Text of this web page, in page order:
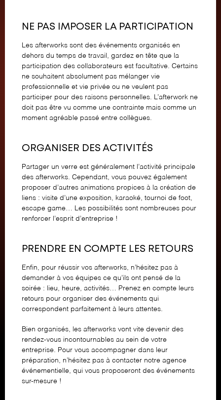
NE PAS IMPOSER LA PARTICIPATION
Les afterworks sont des événements organisés en
dehors du temps de travail, gardez en tête que la
participation des collaborateurs est facultative. Certains
ne souhaitent absolument pas mélanger vie
professionnelle et vie privée ou ne veulent pas
participer pour des raisons personnelles. L’afterwork ne
doit pas être vu comme une contrainte mais comme un
moment agréable passé entre collègues.
ORGANISER DES ACTIVITÉS
Partager un verre est généralement l’activité principale
des afterworks. Cependant, vous pouvez également
proposer d’autres animations propices à la création de
liens : visite d’une exposition, karaoké, tournoi de foot,
escape game… Les possibilités sont nombreuses pour
renforcer l’esprit d’entreprise !
PRENDRE EN COMPTE LES RETOURS
Enfin, pour réussir vos afterworks, n’hésitez pas à
demander à vos équipes ce qu’ils ont pensé de la
soirée : lieu, heure, activités… Prenez en compte leurs
retours pour organiser des événements qui
correspondent parfaitement à leurs attentes.
Bien organisés, les afterworks vont vite devenir des
rendez-vous incontournables au sein de votre
entreprise. Pour vous accompagner dans leur
préparation, n’hésitez pas à contacter notre agence
événementielle, qui vous proposeront des événements
sur-mesure !